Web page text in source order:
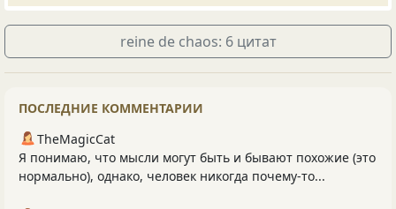
reine de chaos: 6 цитат
ПОСЛЕДНИЕ КОММЕНТАРИИ
TheMagicCat
Я понимаю, что мысли могут быть и бывают похожие (это
нормально), однако, человек никогда почему-то...